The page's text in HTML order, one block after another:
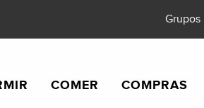
Grupos
COMER COMPRAS